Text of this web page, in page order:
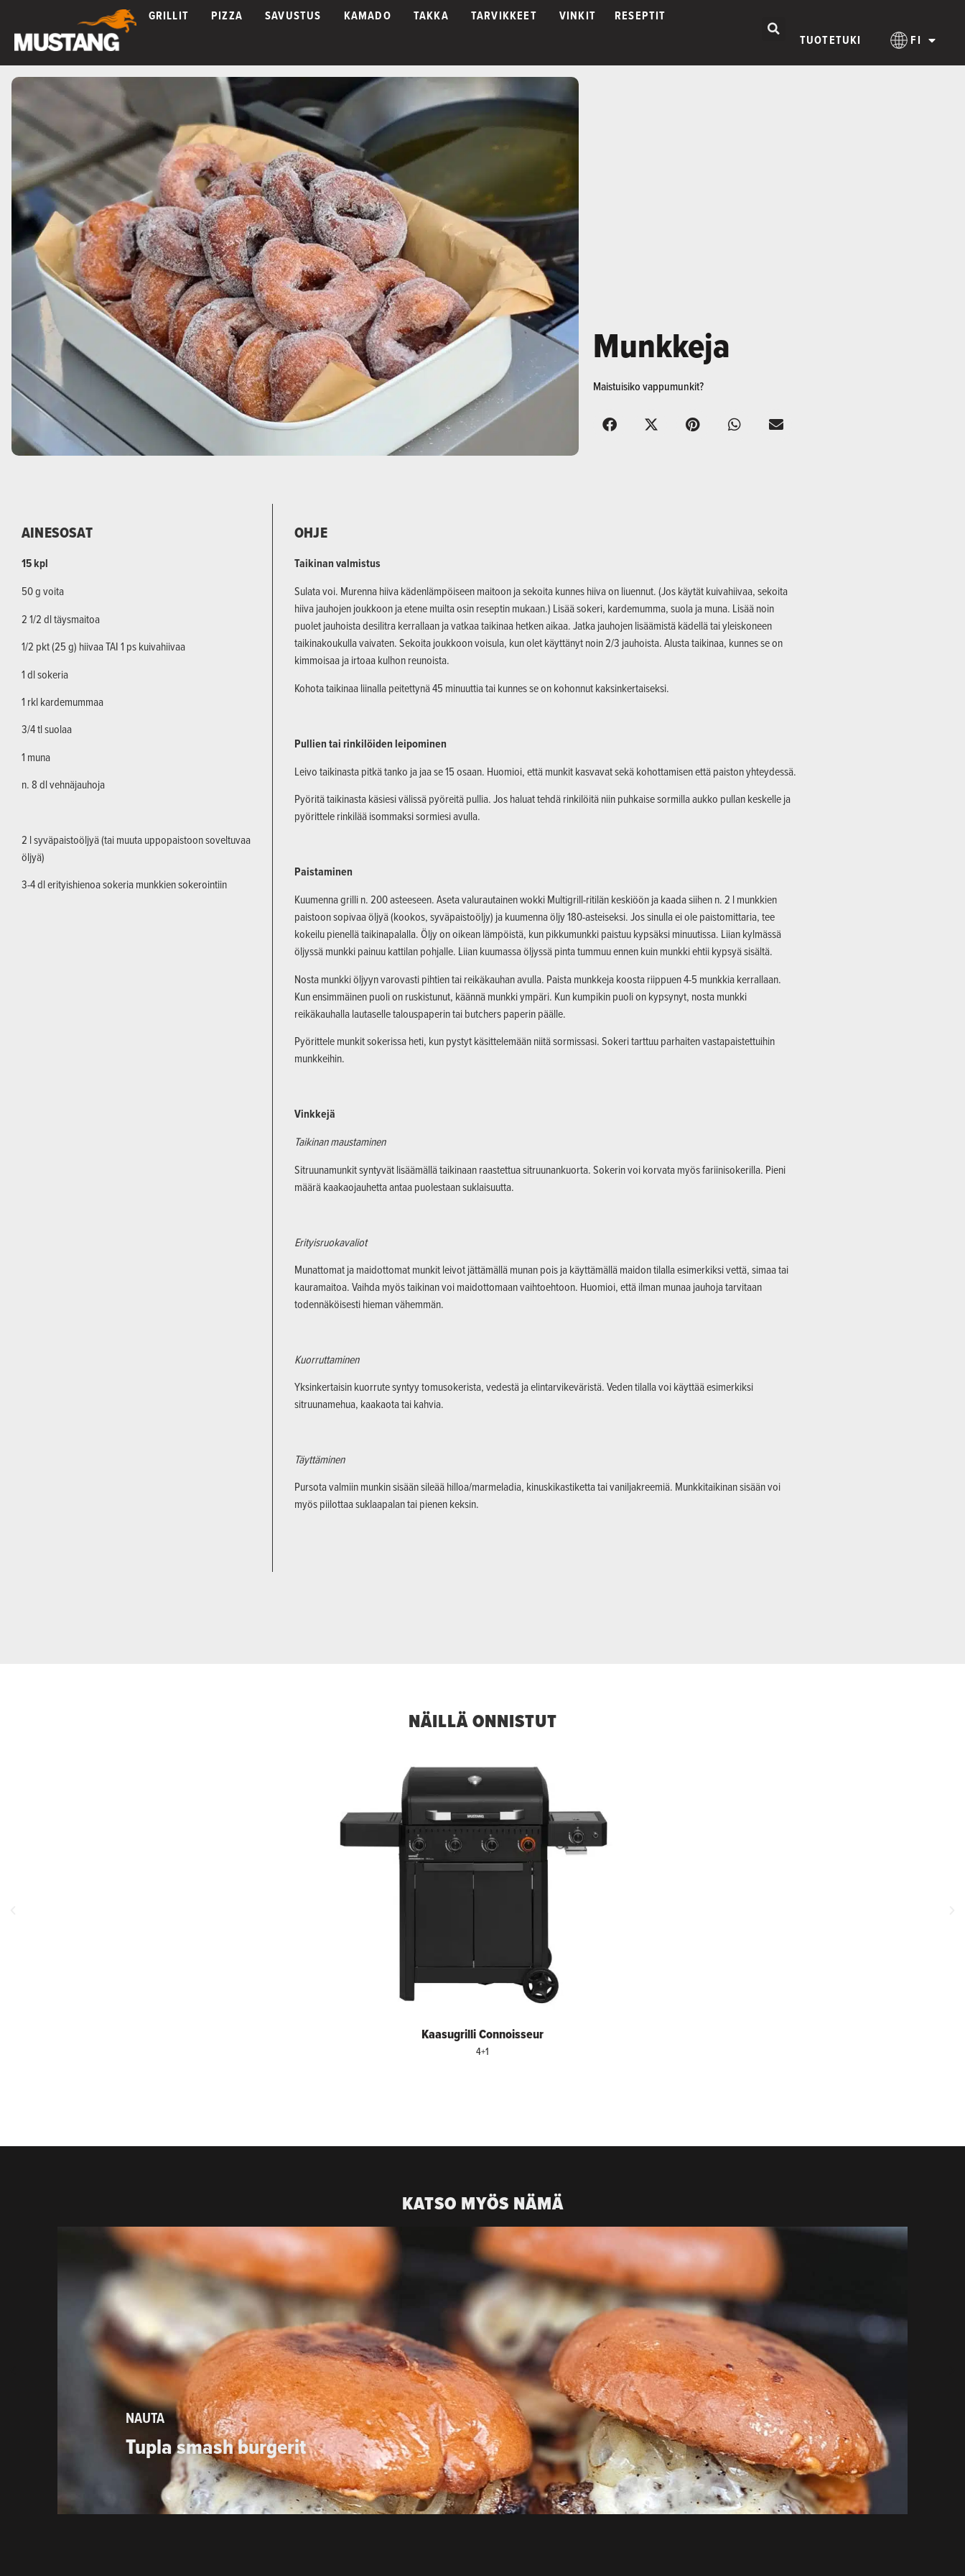
GRILLIT PIZZA SAVUSTUS KAMADO TAKKA TARVIKKEET VINKIT
RESEPTIT
TUOTETUKI
FI
Munkkeja
Maistuisiko vappumunkit?
AINESOSAT
15 kpl
50 g voita
2 1/2 dl täysmaitoa
1/2 pkt (25 g) hiivaa TAI 1 ps kuivahiivaa
1 dl sokeria
1 rkl kardemummaa
3/4 tl suolaa
1 muna
n. 8 dl vehnäjauhoja
2 l syväpaistoöljyä (tai muuta uppopaistoon soveltuvaa
öljyä)
3-4 dl erityishienoa sokeria munkkien sokerointiin
OHJE
Taikinan valmistus
Sulata voi. Murenna hiiva kädenlämpöiseen maitoon ja sekoita kunnes hiiva on liuennut. (Jos käytät kuivahiivaa, sekoita
hiiva jauhojen joukkoon ja etene muilta osin reseptin mukaan.) Lisää sokeri, kardemumma, suola ja muna. Lisää noin
puolet jauhoista desilitra kerrallaan ja vatkaa taikinaa hetken aikaa. Jatka jauhojen lisäämistä kädellä tai yleiskoneen
taikinakoukulla vaivaten. Sekoita joukkoon voisula, kun olet käyttänyt noin 2/3 jauhoista. Alusta taikinaa, kunnes se on
kimmoisaa ja irtoaa kulhon reunoista.
Kohota taikinaa liinalla peitettynä 45 minuuttia tai kunnes se on kohonnut kaksinkertaiseksi.
Pullien tai rinkilöiden leipominen
Leivo taikinasta pitkä tanko ja jaa se 15 osaan. Huomioi, että munkit kasvavat sekä kohottamisen että paiston yhteydessä.
Pyöritä taikinasta käsiesi välissä pyöreitä pullia. Jos haluat tehdä rinkilöitä niin puhkaise sormilla aukko pullan keskelle ja
pyörittele rinkilää isommaksi sormiesi avulla.
Paistaminen
Kuumenna grilli n. 200 asteeseen. Aseta valurautainen wokki Multigrill-ritilän keskiöön ja kaada siihen n. 2 l munkkien
paistoon sopivaa öljyä (kookos, syväpaistoöljy) ja kuumenna öljy 180-asteiseksi. Jos sinulla ei ole paistomittaria, tee
kokeilu pienellä taikinapalalla. Öljy on oikean lämpöistä, kun pikkumunkki paistuu kypsäksi minuutissa. Liian kylmässä
öljyssä munkki painuu kattilan pohjalle. Liian kuumassa öljyssä pinta tummuu ennen kuin munkki ehtii kypsyä sisältä.
Nosta munkki öljyyn varovasti pihtien tai reikäkauhan avulla. Paista munkkeja koosta riippuen 4-5 munkkia kerrallaan.
Kun ensimmäinen puoli on ruskistunut, käännä munkki ympäri. Kun kumpikin puoli on kypsynyt, nosta munkki
reikäkauhalla lautaselle talouspaperin tai butchers paperin päälle.
Pyörittele munkit sokerissa heti, kun pystyt käsittelemään niitä sormissasi. Sokeri tarttuu parhaiten vastapaistettuihin
munkkeihin.
Vinkkejä
Taikinan maustaminen
Sitruunamunkit syntyvät lisäämällä taikinaan raastettua sitruunankuorta. Sokerin voi korvata myös fariinisokerilla. Pieni
määrä kaakaojauhetta antaa puolestaan suklaisuutta.
Erityisruokavaliot
Munattomat ja maidottomat munkit leivot jättämällä munan pois ja käyttämällä maidon tilalla esimerkiksi vettä, simaa tai
kauramaitoa. Vaihda myös taikinan voi maidottomaan vaihtoehtoon. Huomioi, että ilman munaa jauhoja tarvitaan
todennäköisesti hieman vähemmän.
Kuorruttaminen
Yksinkertaisin kuorrute syntyy tomusokerista, vedestä ja elintarvikeväristä. Veden tilalla voi käyttää esimerkiksi
sitruunamehua, kaakaota tai kahvia.
Täyttäminen
Pursota valmiin munkin sisään sileää hilloa/marmeladia, kinuskikastiketta tai vaniljakreemiä. Munkkitaikinan sisään voi
myös piilottaa suklaapalan tai pienen keksin.
NÄILLÄ ONNISTUT
Kaasugrilli Connoisseur
4+1
KATSO MYÖS NÄMÄ
NAUTA
Tupla smash burgerit